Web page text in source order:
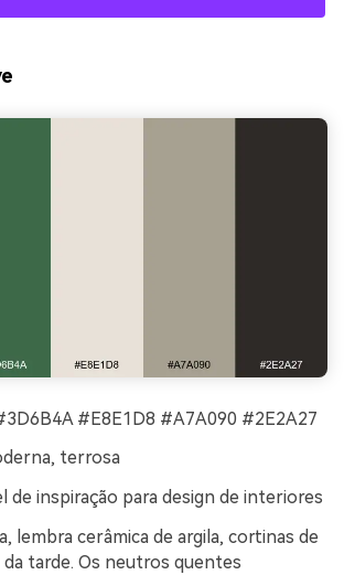
#E8E1D8 #A7A090 #2E2A27
terrosa
de inspiração para design de interiores
lembra cerâmica de argila, cortinas de
da tarde. Os neutros quentes